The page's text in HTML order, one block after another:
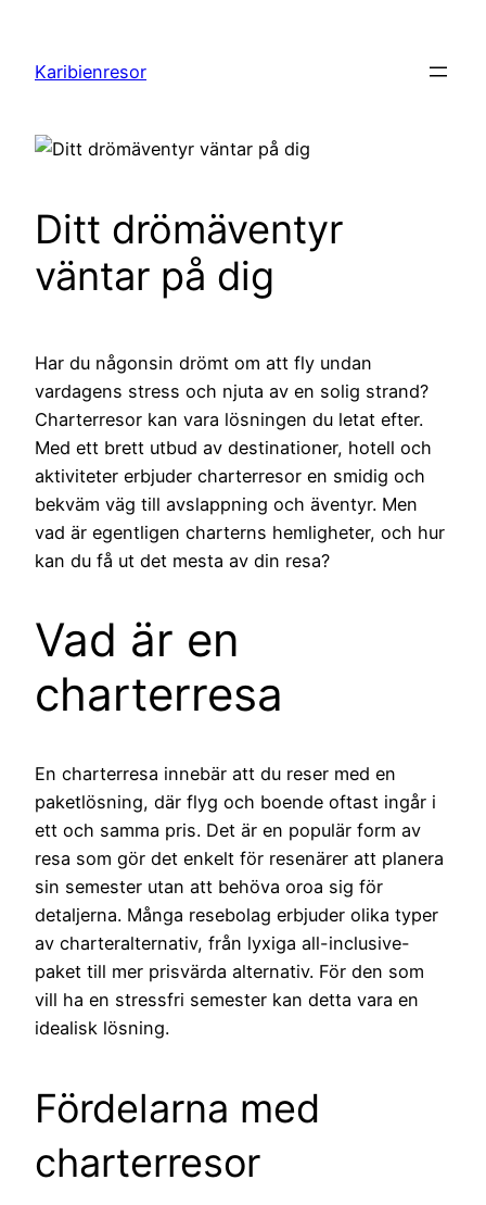
innehåll
Karibienresor
Ditt drömäventyr
väntar på dig
Har du någonsin drömt om att fly undan
vardagens stress och njuta av en solig strand?
Charterresor kan vara lösningen du letat efter.
Med ett brett utbud av destinationer, hotell och
aktiviteter erbjuder charterresor en smidig och
bekväm väg till avslappning och äventyr. Men
vad är egentligen charterns hemligheter, och hur
kan du få ut det mesta av din resa?
Vad är en
charterresa
En charterresa innebär att du reser med en
paketlösning, där flyg och boende oftast ingår i
ett och samma pris. Det är en populär form av
resa som gör det enkelt för resenärer att planera
sin semester utan att behöva oroa sig för
detaljerna. Många resebolag erbjuder olika typer
av charteralternativ, från lyxiga all-inclusive-
paket till mer prisvärda alternativ. För den som
vill ha en stressfri semester kan detta vara en
idealisk lösning.
Fördelarna med
charterresor